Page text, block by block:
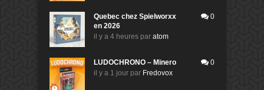
Quebec chez Spielworxx
en 2026
il y a 4 heures par atom
0
LUDOCHRONO – Minero
il y a 1 jour par Fredovox
0